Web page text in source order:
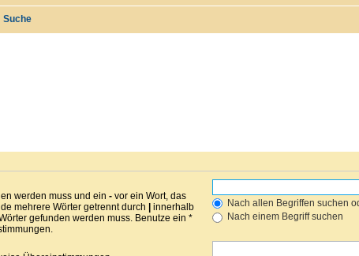
Suche
werden muss und ein - vor ein Wort, das
mehrere Wörter getrennt durch
innerhalb
gefunden werden muss. Benutze ein *
Nach allen Begriffen suchen
Nach einem Begriff suchen